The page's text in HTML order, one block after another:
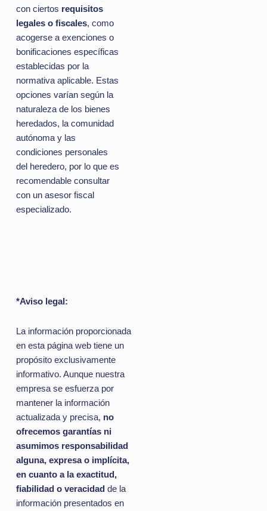
con ciertos requisitos
legales o fiscales, como
acogerse a exenciones o
bonificaciones específicas
establecidas por la
normativa aplicable. Estas
opciones varían según la
naturaleza de los bienes
heredados, la comunidad
autónoma y las
condiciones personales
del heredero, por lo que es
recomendable consultar
con un asesor fiscal
especializado.
*Aviso legal:
La información proporcionada
en esta página web tiene un
propósito exclusivamente
informativo. Aunque nuestra
empresa se esfuerza por
mantener la información
actualizada y precisa, no
ofrecemos garantías ni
asumimos responsabilidad
alguna, expresa o implícita,
en cuanto a la exactitud,
fiabilidad o veracidad de la
información presentados en